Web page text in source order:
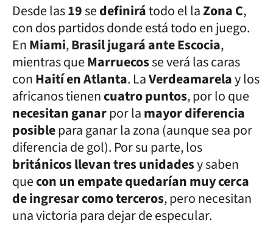
Desde las19sedefinirátodo el laZona C,
con dos partidos donde está todo en juego.
EnMiami,Brasil jugará ante Escocia,
mientras queMarruecosse verá las caras
conHaití en Atlanta. LaVerdeamarelay los
africanos tienencuatro puntos, por lo que
necesitan ganarpor lamayor diferencia
posiblepara ganar la zona (aunque sea por
diferencia de gol). Por su parte, los
británicos llevan tres unidadesy saben
quecon un empate quedarían muy cerca
de ingresar como terceros, pero necesitan
una victoria para dejar de especular.